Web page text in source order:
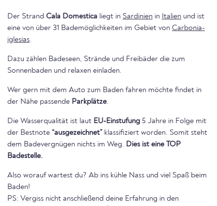
Der Strand Cala Domestica liegt in Sardinien in Italien und ist
eine von über 31 Bademöglichkeiten im Gebiet von Carbonia-
iglesias.
Dazu zählen Badeseen, Strände und Freibäder die zum
Sonnenbaden und relaxen einladen.
Wer gern mit dem Auto zum Baden fahren möchte findet in
der Nähe passende Parkplätze.
Die Wasserqualität ist laut EU-Einstufung 5 Jahre in Folge mit
der Bestnote “ausgezeichnet”
dem Badevergnügen nichts im Weg. Dies ist eine TOP
Badestelle.
Also worauf wartest du? Ab ins kühle Nass und viel Spaß beim
Baden!
PS: Vergiss nicht anschließend deine Erfahrung in den